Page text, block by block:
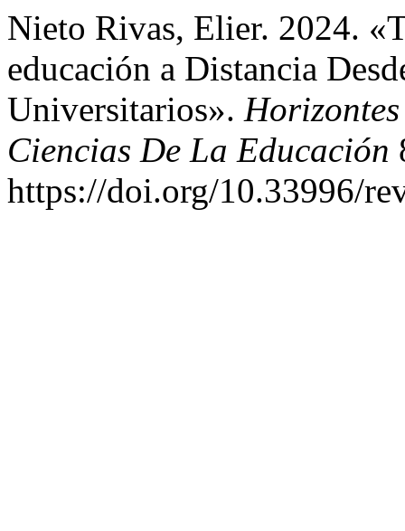
Nieto Rivas, Elier. 2024.
educación a Distancia
Universitarios».
Ciencias De La Educación
https://doi.org/10.33996/